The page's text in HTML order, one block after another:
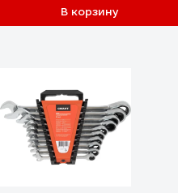
В корзину